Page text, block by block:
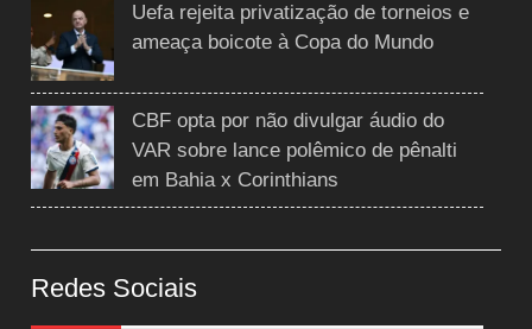
Uefa rejeita privatização de torneios e
ameaça boicote à Copa do Mundo
CBF opta por não divulgar áudio do
VAR sobre lance polêmico de pênalti
em Bahia x Corinthians
Redes Sociais